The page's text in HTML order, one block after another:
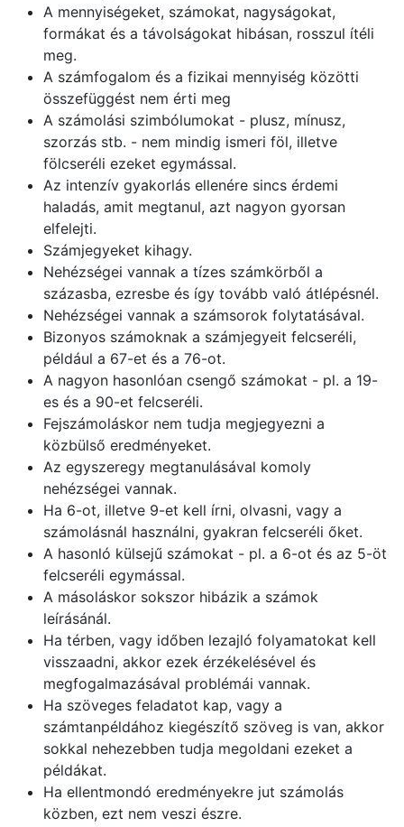
A mennyiségeket, számokat, nagyságokat,
formákat és a távolságokat hibásan, rosszul ítéli
meg.
A számfogalom és a fizikai mennyiség közötti
összefüggést nem érti meg
A számolási szimbólumokat - plusz, mínusz,
szorzás stb. - nem mindig ismeri föl, illetve
fölcseréli ezeket egymással.
Az intenzív gyakorlás ellenére sincs érdemi
haladás, amit megtanul, azt nagyon gyorsan
elfelejti.
Számjegyeket kihagy.
Nehézségei vannak a tízes számkörből a
százasba, ezresbe és így tovább való átlépésnél.
Nehézségei vannak a számsorok folytatásával.
Bizonyos számoknak a számjegyeit felcseréli,
például a 67-et és a 76-ot.
A nagyon hasonlóan csengő számokat - pl. a 19-
es és a 90-et felcseréli.
Fejszámoláskor nem tudja megjegyezni a
közbülső eredményeket.
Az egyszeregy megtanulásával komoly
nehézségei vannak.
Ha 6-ot, illetve 9-et kell írni, olvasni, vagy a
számolásnál használni, gyakran felcseréli őket.
A hasonló külsejű számokat - pl. a 6-ot és az 5-öt
felcseréli egymással.
A másoláskor sokszor hibázik a számok
leírásánál.
Ha térben, vagy időben lezajló folyamatokat kell
visszaadni, akkor ezek érzékelésével és
megfogalmazásával problémái vannak.
Ha szöveges feladatot kap, vagy a
számtanpéldához kiegészítő szöveg is van, akkor
sokkal nehezebben tudja megoldani ezeket a
példákat.
Ha ellentmondó eredményekre jut számolás
közben, ezt nem veszi észre.